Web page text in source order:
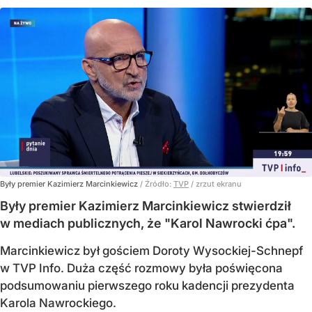
Były premier Kazimierz Marcinkiewicz / Źródło: TVP / zrzut ekranu
Były premier Kazimierz Marcinkiewicz stwierdził
w mediach publicznych, że "Karol Nawrocki ćpa".
Marcinkiewicz był gościem Doroty Wysockiej-Schnepf
w TVP Info. Duża część rozmowy była poświęcona
podsumowaniu pierwszego roku kadencji prezydenta
Karola Nawrockiego.